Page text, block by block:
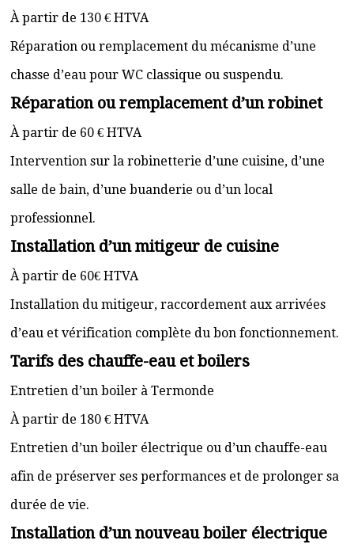
À partir de 130 € HTVA
Réparation ou remplacement du mécanisme d’une
chasse d’eau pour WC classique ou suspendu.
Réparation ou remplacement d’un robinet
À partir de 60 € HTVA
Intervention sur la robinetterie d’une cuisine, d’une
salle de bain, d’une buanderie ou d’un local
professionnel.
Installation d’un mitigeur de cuisine
À partir de 60€ HTVA
Installation du mitigeur, raccordement aux arrivées
d’eau et vérification complète du bon fonctionnement.
Tarifs des chauffe-eau et boilers
Entretien d’un boiler à Termonde
À partir de 180 € HTVA
Entretien d’un boiler électrique ou d’un chauffe-eau
afin de préserver ses performances et de prolonger sa
durée de vie.
Installation d’un nouveau boiler électrique